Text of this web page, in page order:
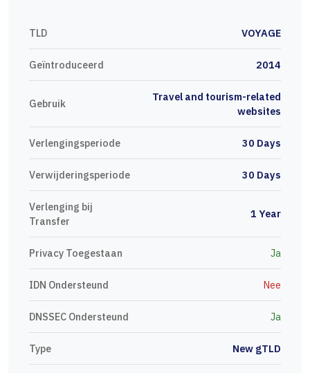
TLD VOYAGE
Geïntroduceerd 2014
Gebruik
Travel and tourism-related
websites
Verlengingsperiode 30 Days
Verwijderingsperiode 30 Days
Verlenging bij
Transfer
1 Year
Privacy Toegestaan Ja
IDN Ondersteund Nee
DNSSEC Ondersteund Ja
Type New gTLD